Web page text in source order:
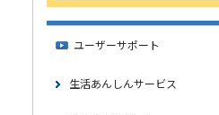
ユーザーサポート
生活あんしんサービス